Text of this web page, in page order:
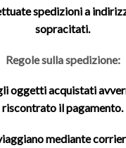
spedizioni a
sopracitati.
Regole sulla spedizione:
oggetti acquistati
riscontrato il pagamento.
mediante